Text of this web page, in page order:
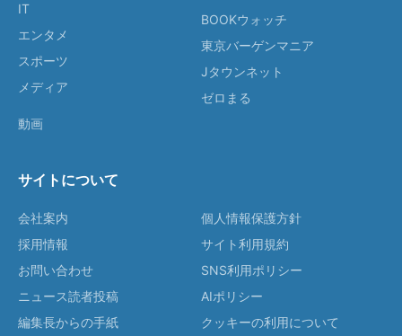
IT
エンタメ
スポーツ
メディア
動画
BOOKウォッチ
東京バーゲンマニア
Jタウンネット
ゼロまる
サイトについて
会社案内
採用情報
お問い合わせ
ニュース読者投稿
編集長からの手紙
個人情報保護方針
サイト利用規約
SNS利用ポリシー
AIポリシー
クッキーの利用について